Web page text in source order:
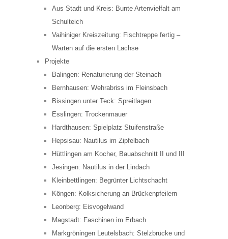
Aus Stadt und Kreis: Bunte Artenvielfalt am
Schulteich
Vaihiniger Kreiszeitung: Fischtreppe fertig –
Warten auf die ersten Lachse
Projekte
Balingen: Renaturierung der Steinach
Bernhausen: Wehrabriss im Fleinsbach
Bissingen unter Teck: Spreitlagen
Esslingen: Trockenmauer
Hardthausen: Spielplatz Stuifenstraße
Hepsisau: Nautilus im Zipfelbach
Hüttlingen am Kocher, Bauabschnitt II und III
Jesingen: Nautilus in der Lindach
Kleinbettlingen: Begrünter Lichtschacht
Köngen: Kolksicherung an Brückenpfeilern
Leonberg: Eisvogelwand
Magstadt: Faschinen im Erbach
Markgröningen Leutelsbach: Stelzbrücke und